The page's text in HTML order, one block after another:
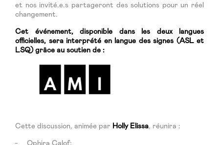
et nos invité.e.s partageront des solutions pour un réel
changement.
Cet événement, disponible dans les deux langues
officielles, sera interprété en langue des signes (ASL et
LSQ) grâce au soutien de :
Cette discussion, animée par Holly Elissa, réunira :
Ophira Calof;